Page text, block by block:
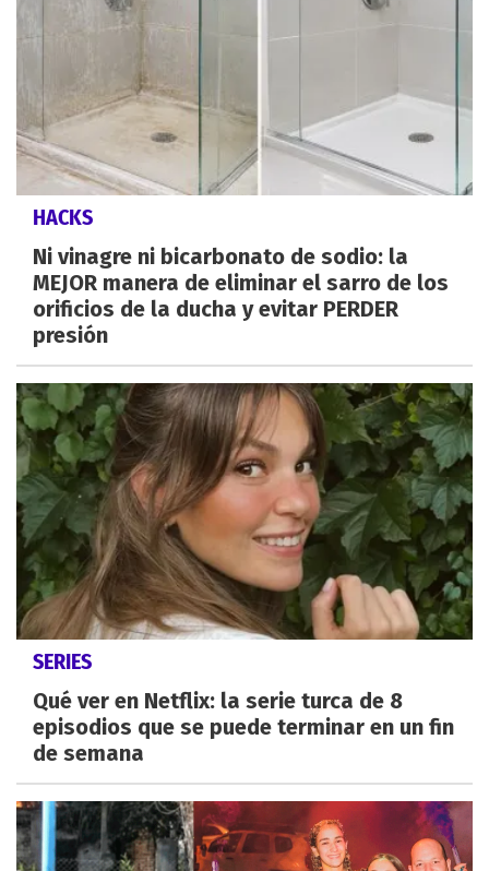
HACKS
Ni vinagre ni bicarbonato de sodio: la
MEJOR manera de eliminar el sarro de los
orificios de la ducha y evitar PERDER
presión
SERIES
Qué ver en Netflix: la serie turca de 8
episodios que se puede terminar en un fin
de semana